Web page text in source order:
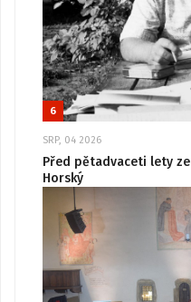
6
SRP, 04 2026
Před pětadvaceti lety
Horský